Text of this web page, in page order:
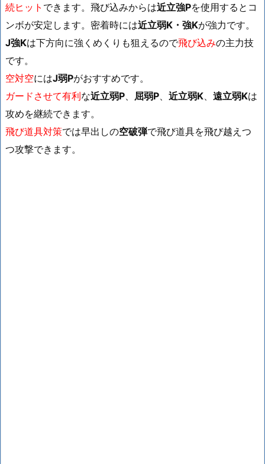
続ヒット できます。飛び込みからは近立強Pを使用するとコ
ンボが安定します。密着時には近立弱K・強Kが強力です。
J強Kは下方向に強くめくりも狙えるので飛び込みの主力技
です。
空対空にはJ弱Pがおすすめです。
ガードさせて有利な近立弱P 屈弱P 近立弱K 遠立弱Kは
攻めを継続できます。
飛び道具対策では早出しの空破弾で飛び道具を飛び越えつ
つ攻撃できます。